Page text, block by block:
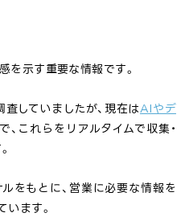
を示す重要な情報です。
していましたが、現在は AIやデ
、これらをリアルタイムで収集・
をもとに、営業に必要な情報を
います。